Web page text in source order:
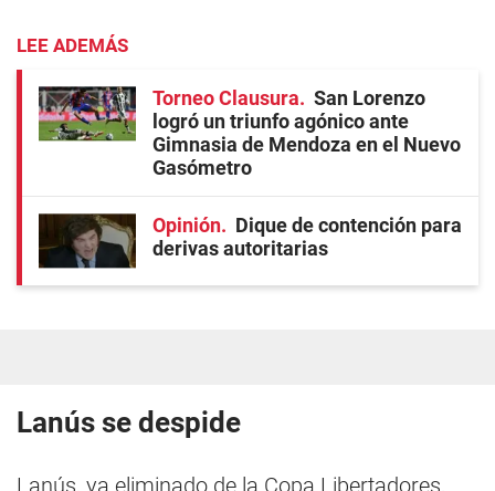
LEE ADEMÁS
Torneo Clausura
San Lorenzo
logró un triunfo agónico ante
Gimnasia de Mendoza en el Nuevo
Gasómetro
Opinión
Dique de contención para
derivas autoritarias
Lanús se despide